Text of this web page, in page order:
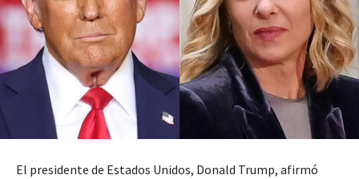
El presidente de Estados Unidos, Donald Trump, afirmó